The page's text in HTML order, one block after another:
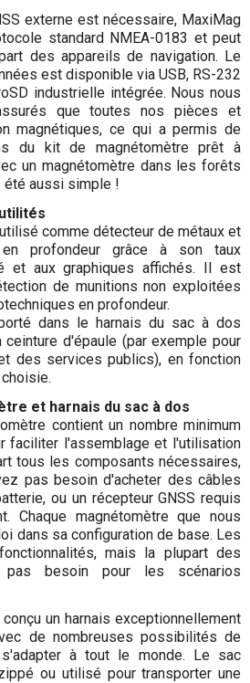
externe est nécessaire, MaxiMag
standard NMEA-0183 et peut
des appareils de navigation. Le
est disponible via USB, RS-232
industrielle intégrée. Nous nous
que toutes nos pièces et
magnétiques, ce qui a permis de
du kit de magnétomètre prêt à
un magnétomètre dans les forêts
été aussi simple !
comme détecteur de métaux et
en profondeur grâce à son taux
et aux graphiques affichés. Il est
de munitions non exploitées
en profondeur.
dans le harnais du sac à dos
d'épaule (par exemple pour
des services publics), en fonction
et harnais du sac à dos
contient un nombre minimum
faciliter l'assemblage et l'utilisation
tous les composants nécessaires,
pas besoin d'acheter des câbles
ou un récepteur GNSS requis
Chaque magnétomètre que nous
dans sa configuration de base. Les
mais la plupart des
pas besoin pour les scénarios
un harnais exceptionnellement
de nombreuses possibilités de
s'adapter à tout le monde. Le sac
ou utilisé pour transporter une